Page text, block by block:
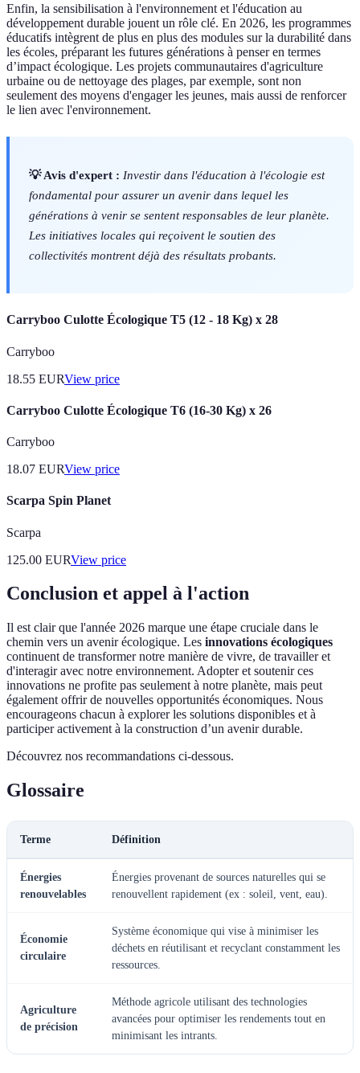
Enfin, la sensibilisation à l'environnement et l'éducation au
développement durable jouent un rôle clé. En 2026, les programmes
éducatifs intègrent de plus en plus des modules sur la durabilité dans
les écoles, préparant les futures générations à penser en termes
d’impact écologique. Les projets communautaires d'agriculture
urbaine ou de nettoyage des plages, par exemple, sont non
seulement des moyens d'engager les jeunes, mais aussi de renforcer
le lien avec l'environnement.
💡 Avis d'expert : Investir dans l'éducation à l'écologie est
fondamental pour assurer un avenir dans lequel les
générations à venir se sentent responsables de leur planète.
Les initiatives locales qui reçoivent le soutien des
collectivités montrent déjà des résultats probants.
Carryboo Culotte Écologique T5 (12 - 18 Kg) x 28
Carryboo
18.55 EURView price
Carryboo Culotte Écologique T6 (16-30 Kg) x 26
Carryboo
18.07 EURView price
Scarpa Spin Planet
Scarpa
125.00 EURView price
Conclusion et appel à l'action
Il est clair que l'année 2026 marque une étape cruciale dans le
chemin vers un avenir écologique. Les innovations écologiques
continuent de transformer notre manière de vivre, de travailler et
d'interagir avec notre environnement. Adopter et soutenir ces
innovations ne profite pas seulement à notre planète, mais peut
également offrir de nouvelles opportunités économiques. Nous
encourageons chacun à explorer les solutions disponibles et à
participer activement à la construction d’un avenir durable.
Découvrez nos recommandations ci-dessous.
Glossaire
Terme Définition
Énergies
renouvelables
Énergies provenant de sources naturelles qui se
renouvellent rapidement (ex : soleil, vent, eau).
Économie
circulaire
Système économique qui vise à minimiser les
déchets en réutilisant et recyclant constamment les
ressources.
Agriculture
de précision
Méthode agricole utilisant des technologies
avancées pour optimiser les rendements tout en
minimisant les intrants.